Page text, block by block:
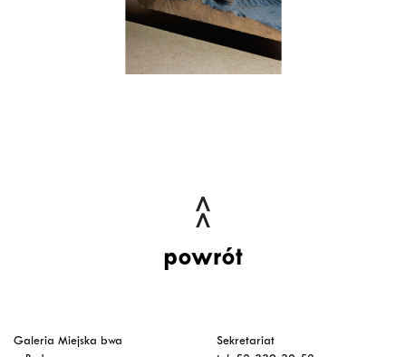
powrót
Galeria Miejska bwa
Sekretariat